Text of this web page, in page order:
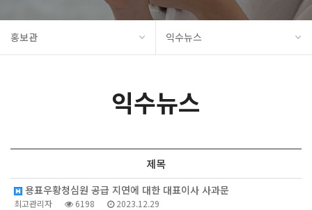
홍보관 익수뉴스
익수뉴스
제목
용표우황청심원 공급 지연에 대한 대표이사 사과문
최고관리자 6198 2023.12.29